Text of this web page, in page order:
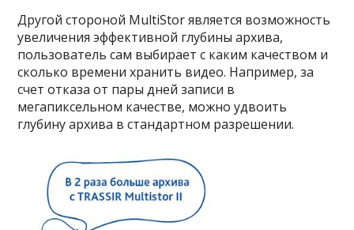
Другой стороной MultiStor является возможность
увеличения эффективной глубины архива,
пользователь сам выбирает с каким качеством и
сколько времени хранить видео. Например, за
счет отказа от пары дней записи в
мегапиксельном качестве, можно удвоить
глубину архива в стандартном разрешении.